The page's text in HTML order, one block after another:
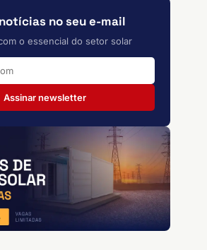
no seu e-mail
o essencial do setor solar
Assinar newsletter